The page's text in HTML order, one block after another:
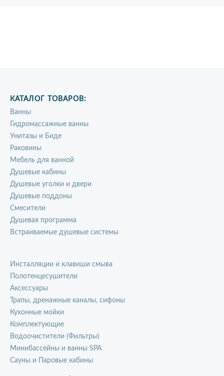
КАТАЛОГ ТОВАРОВ:
Ванны
Гидромассажные ванны
Унитазы и Биде
Раковины
Мебель для ванной
Душевые кабины
Душевые уголки и двери
Душевые поддоны
Смесители
Душевая программа
Встраиваемые душевые системы
Инсталляции и клавиши смыва
Полотенцесушители
Аксессуары
Трапы, дренажные каналы, сифоны
Кухонные мойки
Комплектующие
Водоочистители (Фильтры)
Минибассейны и ванны SPA
Сауны и Паровые кабины